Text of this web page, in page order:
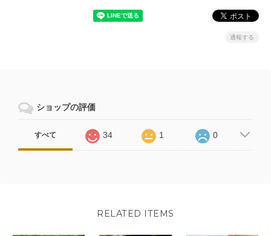
通報する
ショップの評価
すべて 34 1 0
RELATED ITEMS